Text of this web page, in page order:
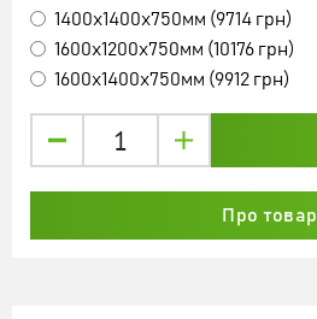
1400x1400x750мм (9714 грн)
1600x1200x750мм (10176 грн)
1600x1400x750мм (9912 грн)
Про товар